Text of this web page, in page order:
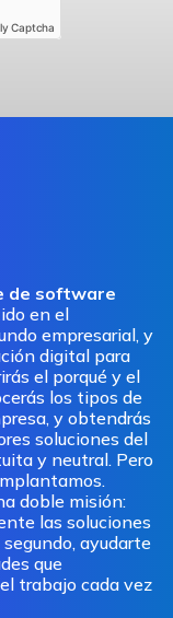
Captcha
de software
en el
empresarial, y
digital para
el porqué y el
los tipos de
y obtendrás
soluciones del
y neutral. Pero
doble misión:
las soluciones
ayudarte
que
trabajo cada vez